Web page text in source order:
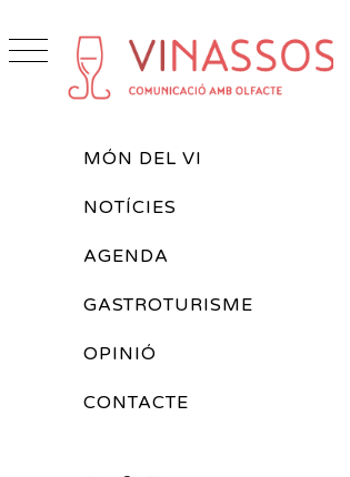
Primary
MÓN DEL VI
NOTÍCIES
AGENDA
GASTROTURISME
OPINIÓ
CONTACTE
to
content